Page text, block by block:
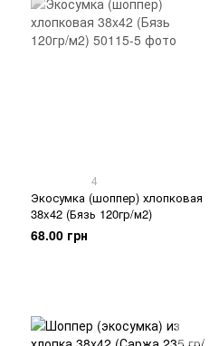
4
Экосумка (шоппер) хлопковая
38x42 (Бязь 120гр/м2)
68.00 грн